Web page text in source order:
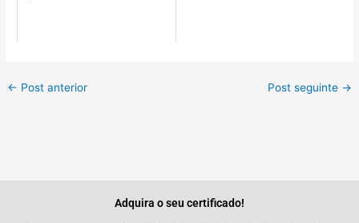
← Post anterior Post seguinte →
Adquira o seu certificado!